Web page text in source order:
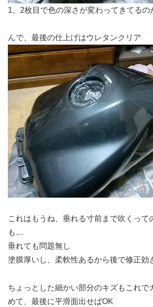
1、2枚目で色の深さが変わってきてる
んで、最後の仕上げはウレタンクリア
これはもうね、垂れる寸前まで吹くって
も…
垂れても問題無し
塗膜厚いし、柔軟性あるから後で修正効
ちょっとした細かい部分のキズもこれで
めて、最後に平滑面出せばOK